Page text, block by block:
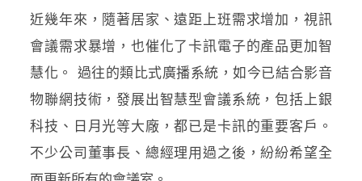
近幾年來，隨著居家、遠距上班需求增加，視訊
會議需求暴增，也催化了卡訊電子的產品更加智
慧化。 過往的類比式廣播系統，如今已結合影音
物聯網技術，發展出智慧型會議系統，包括上銀
科技、日月光等大廠，都已是卡訊的重要客戶。
不少公司董事長、總經理用過之後，紛紛希望全